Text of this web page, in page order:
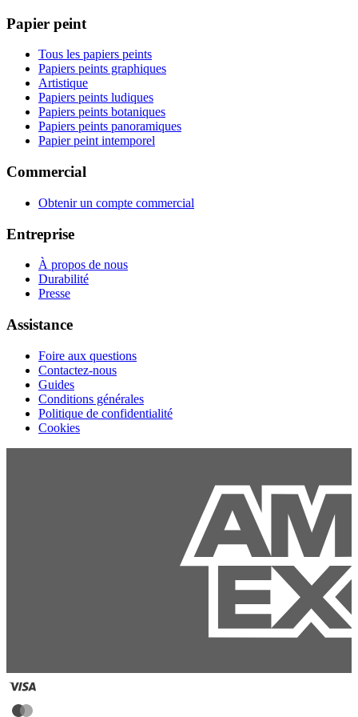
Papier peint
Tous les papiers peints
Papiers peints graphiques
Artistique
Papiers peints ludiques
Papiers peints botaniques
Papiers peints panoramiques
Papier peint intemporel
Commercial
Obtenir un compte commercial
Entreprise
À propos de nous
Durabilité
Presse
Assistance
Foire aux questions
Contactez-nous
Guides
Conditions générales
Politique de confidentialité
Cookies